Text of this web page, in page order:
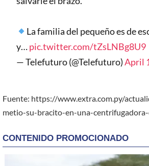
La familia del pequeño es de
y…pic.twitter.com/tZsLNBg8U9
— Telefuturo (@Telefuturo)April
Fuente: https://www.extra.com.py/
metio-su-bracito-en-una-